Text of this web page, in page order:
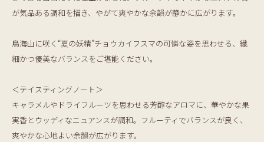
が気品ある調和を描き、やがて爽やかな余韻が静かに広がります。
鳥海山に咲く“夏の妖精”チョウカイフスマの可憐な姿を思わせる、繊
細かつ優美なバランスをご堪能ください。
＜テイスティングノート＞
キャラメルやドライフルーツを思わせる芳醇なアロマに、華やかな果
実香とウッディなニュアンスが調和。フルーティでバランスが良く、
爽やかな心地よい余韻が広がります。